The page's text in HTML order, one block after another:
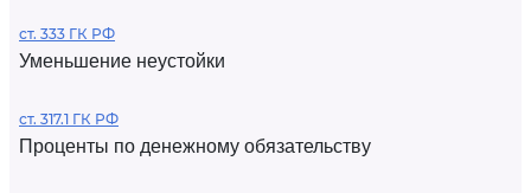
ст. 333 ГК РФ
Уменьшение неустойки
ст. 317.1 ГК РФ
Проценты по денежному обязательству